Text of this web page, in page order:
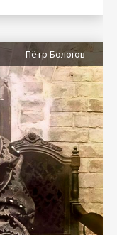
Пётр Бологов